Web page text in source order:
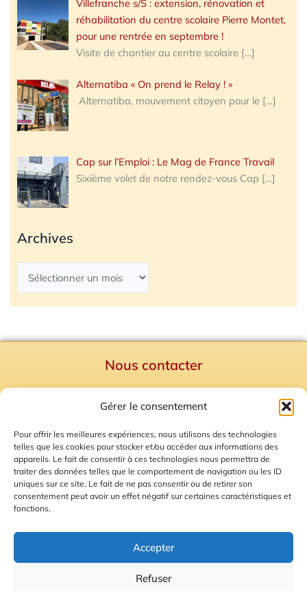
Gérer le consentement
Pour offrir les meilleures expériences, nous utilisons des technologies
telles que les cookies pour stocker et/ou accéder aux informations des
appareils. Le fait de consentir à ces technologies nous permettra de
traiter des données telles que le comportement de navigation ou les ID
uniques sur ce site. Le fait de ne pas consentir ou de retirer son
consentement peut avoir un effet négatif sur certaines caractéristiques et
fonctions.
Accepter
Refuser
Villefranche s/S : extension, rénovation et
réhabilitation du centre scolaire Pierre Montet,
pour une rentrée en septembre !
Visite de chantier au centre scolaire […]
Alternatiba « On prend le Relay ! »
Alternatiba, mouvement citoyen pour le […]
Cap sur l’Emploi : Le Mag de France Travail
Sixième volet de notre rendez-vous Cap […]
Archives
Nous contacter
Mentions Légales
Plan du site
Gestion des Cookies